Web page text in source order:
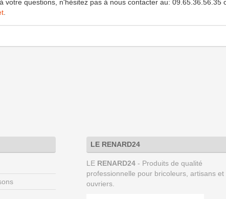
votre questions, n'hésitez pas à nous contacter au: 09.65.36.56.35
.
LE RENARD24
LE RENARD24 - Produits de qualité
professionnelle pour bricoleurs, artisans et
ouvriers.